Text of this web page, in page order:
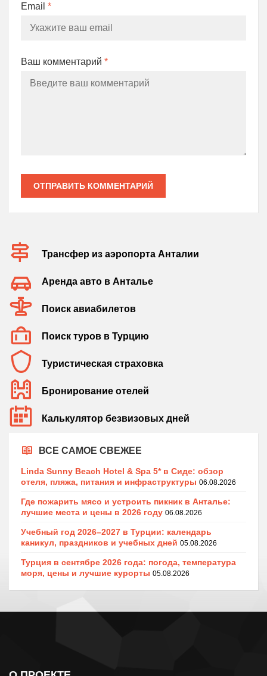
Email *
Ваш комментарий *
ОТПРАВИТЬ КОММЕНТАРИЙ
Трансфер из аэропорта Анталии
Аренда авто в Анталье
Поиск авиабилетов
Поиск туров в Турцию
Туристическая страховка
Бронирование отелей
Калькулятор безвизовых дней
ВСЕ САМОЕ СВЕЖЕЕ
Linda Sunny Beach Hotel & Spa 5* в Сиде: обзор
отеля, пляжа, питания и инфраструктуры 06.08.2026
Где пожарить мясо и устроить пикник в Анталье:
лучшие места и цены в 2026 году 06.08.2026
Учебный год 2026–2027 в Турции: календарь
каникул, праздников и учебных дней 05.08.2026
Турция в сентябре 2026 года: погода, температура
моря, цены и лучшие курорты 05.08.2026